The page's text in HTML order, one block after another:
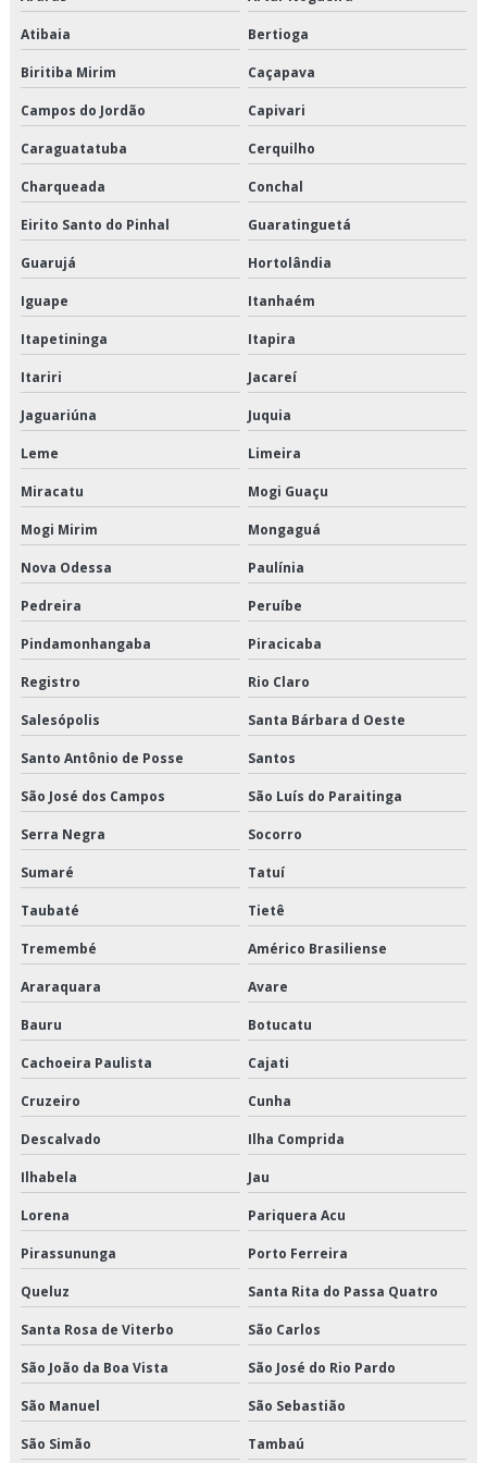
Serviço de transporte produtos refrigerados
Terceirização de armazenagem
Terceirização de armazenagem de produtos perecíveis
Terceirização de armazenagem para alimentos climatizados
Terceirização de armazenagem para alimentos congelados
Terceirização de armazenagem para alimentos refrigerados
Terceirização de entregas fracionadas
Terceirização de logística de alimentos
Terceirização de logística de alimentos congelados
Terceirização de logística para perecíveis
Terceirização de transporte de alimentos perecíveis
Terceirização de transporte de climatizados
Terceirização de transporte de congelados
Terceirização de transporte de refrigerados
Terceirização de transporte fracionado de alimentos perecíveis
Terceirização de transporte produtos congelados
Terceirização de transporte produtos refrigerados
Transportadora de alimentos perecíveis
Transportadora de alimentos sp
Transportadora de carga fracionada em sp
Transportadora de carga refrigerada
Transportadora de carga refrigerada sp
Transportadora de cargas fracionadas
Transportadora de produtos alimentícios
Transportadora de produtos congelados
Transportadora fracionado
Transportadora fracionado são paulo
Transportadora fracionado sp
Atibaia Bertioga
Biritiba Mirim Caçapava
Campos do Jordão Capivari
Caraguatatuba Cerquilho
Charqueada Conchal
Eirito Santo do Pinhal Guaratinguetá
Guarujá Hortolândia
Iguape Itanhaém
Itapetininga Itapira
Itariri Jacareí
Jaguariúna Juquia
Leme Limeira
Miracatu Mogi Guaçu
Mogi Mirim Mongaguá
Nova Odessa Paulínia
Pedreira Peruíbe
Pindamonhangaba Piracicaba
Registro Rio Claro
Salesópolis Santa Bárbara d Oeste
Santo Antônio de Posse Santos
São José dos Campos São Luís do Paraitinga
Serra Negra Socorro
Sumaré Tatuí
Taubaté Tietê
Tremembé Américo Brasiliense
Araraquara Avare
Bauru Botucatu
Cachoeira Paulista Cajati
Cruzeiro Cunha
Descalvado Ilha Comprida
Ilhabela Jau
Lorena Pariquera Acu
Pirassununga Porto Ferreira
Queluz Santa Rita do Passa Quatro
Santa Rosa de Viterbo São Carlos
São João da Boa Vista São José do Rio Pardo
São Manuel São Sebastião
São Simão Tambaú